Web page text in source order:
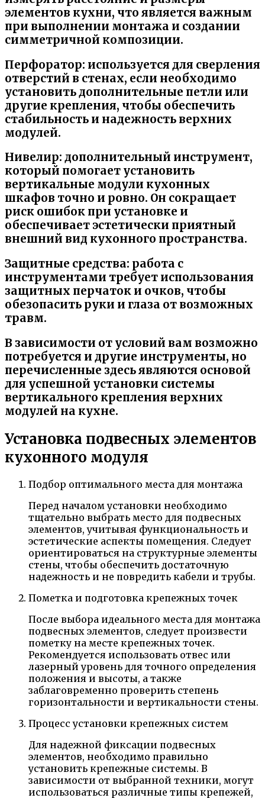
элементов кухни, что является важным
при выполнении монтажа и создании
симметричной композиции.
Перфоратор: используется для сверления
отверстий в стенах, если необходимо
установить дополнительные петли или
другие крепления, чтобы обеспечить
стабильность и надежность верхних
модулей.
Нивелир: дополнительный инструмент,
который помогает установить
вертикальные модули кухонных
шкафов точно и ровно. Он сокращает
риск ошибок при установке и
обеспечивает эстетически приятный
внешний вид кухонного пространства.
Защитные средства: работа с
инструментами требует использования
защитных перчаток и очков, чтобы
обезопасить руки и глаза от возможных
травм.
В зависимости от условий вам возможно
потребуется и другие инструменты, но
перечисленные здесь являются основой
для успешной установки системы
вертикального крепления верхних
модулей на кухне.
Установка подвесных элементов
кухонного модуля
Подбор оптимального места для монтажа
Перед началом установки необходимо
тщательно выбрать место для подвесных
элементов, учитывая функциональность и
эстетические аспекты помещения. Следует
ориентироваться на структурные элементы
стены, чтобы обеспечить достаточную
надежность и не повредить кабели и трубы.
Пометка и подготовка крепежных точек
После выбора идеального места для монтажа
подвесных элементов, следует произвести
пометку на месте крепежных точек.
Рекомендуется использовать отвес или
лазерный уровень для точного определения
положения и высоты, а также
заблаговременно проверить степень
горизонтальности и вертикальности стены.
Процесс установки крепежных систем
Для надежной фиксации подвесных
элементов, необходимо правильно
установить крепежные системы. В
зависимости от выбранной техники, могут
использоваться различные типы крепежей,